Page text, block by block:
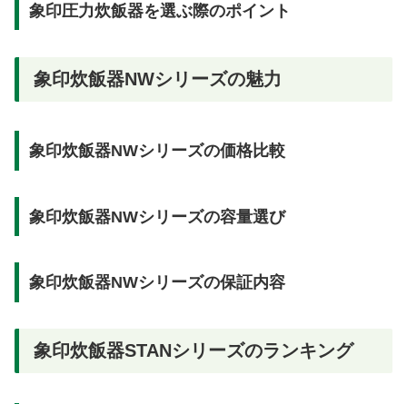
象印圧力炊飯器を選ぶ際のポイント
象印炊飯器NWシリーズの魅力
象印炊飯器NWシリーズの価格比較
象印炊飯器NWシリーズの容量選び
象印炊飯器NWシリーズの保証内容
象印炊飯器STANシリーズのランキング